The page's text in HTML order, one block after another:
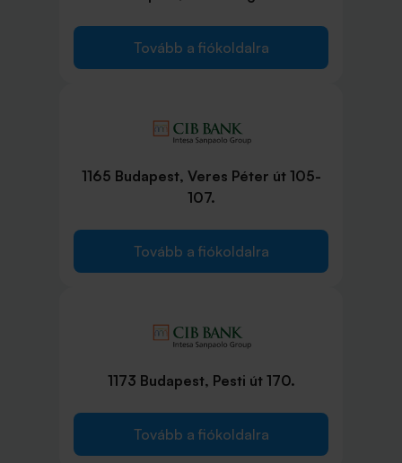
Tovább a fiókoldalra
1165 Budapest, Veres Péter út 105-
107.
Tovább a fiókoldalra
1173 Budapest, Pesti út 170.
Tovább a fiókoldalra